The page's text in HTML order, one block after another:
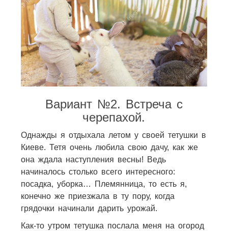
Вариант №2. Встреча с
черепахой.
Однажды я отдыхала летом у своей тетушки в
Киеве. Тетя очень любила свою дачу, как же
она ждала наступления весны! Ведь
начиналось столько всего интересного:
посадка, уборка… Племянница, то есть я,
конечно же приезжала в ту пору, когда
грядочки начинали дарить урожай.
Как-то утром тетушка послала меня на огород